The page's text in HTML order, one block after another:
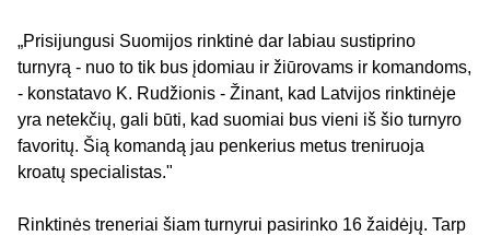
„Prisijungusi Suomijos rinktinė dar labiau sustiprino
turnyrą - nuo to tik bus įdomiau ir žiūrovams ir komandoms,
- konstatavo K. Rudžionis - Žinant, kad Latvijos rinktinėje
yra netekčių, gali būti, kad suomiai bus vieni iš šio turnyro
favoritų. Šią komandą jau penkerius metus treniruoja
kroatų specialistas."
Rinktinės treneriai šiam turnyrui pasirinko 16 žaidėjų. Tarp